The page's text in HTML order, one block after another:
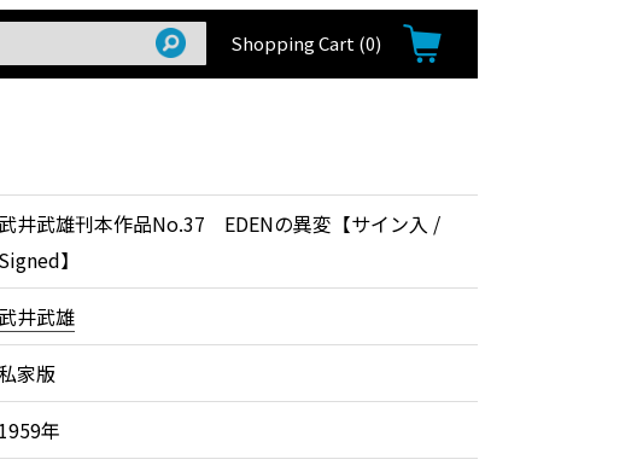
ブログ
専用フォーム
/ 古本の買取
品の買取
買取について
買取について
買取について
ある質問
店舗案内
Shop Infomation
ご注文について
How to Order
特定商取引法に関する表示
プライバシーポリシー
Shopping Cart (0)
武井武雄刊本作品No.37 EDENの異変【サイン入 /
Signed】
武井武雄
家版
1959年